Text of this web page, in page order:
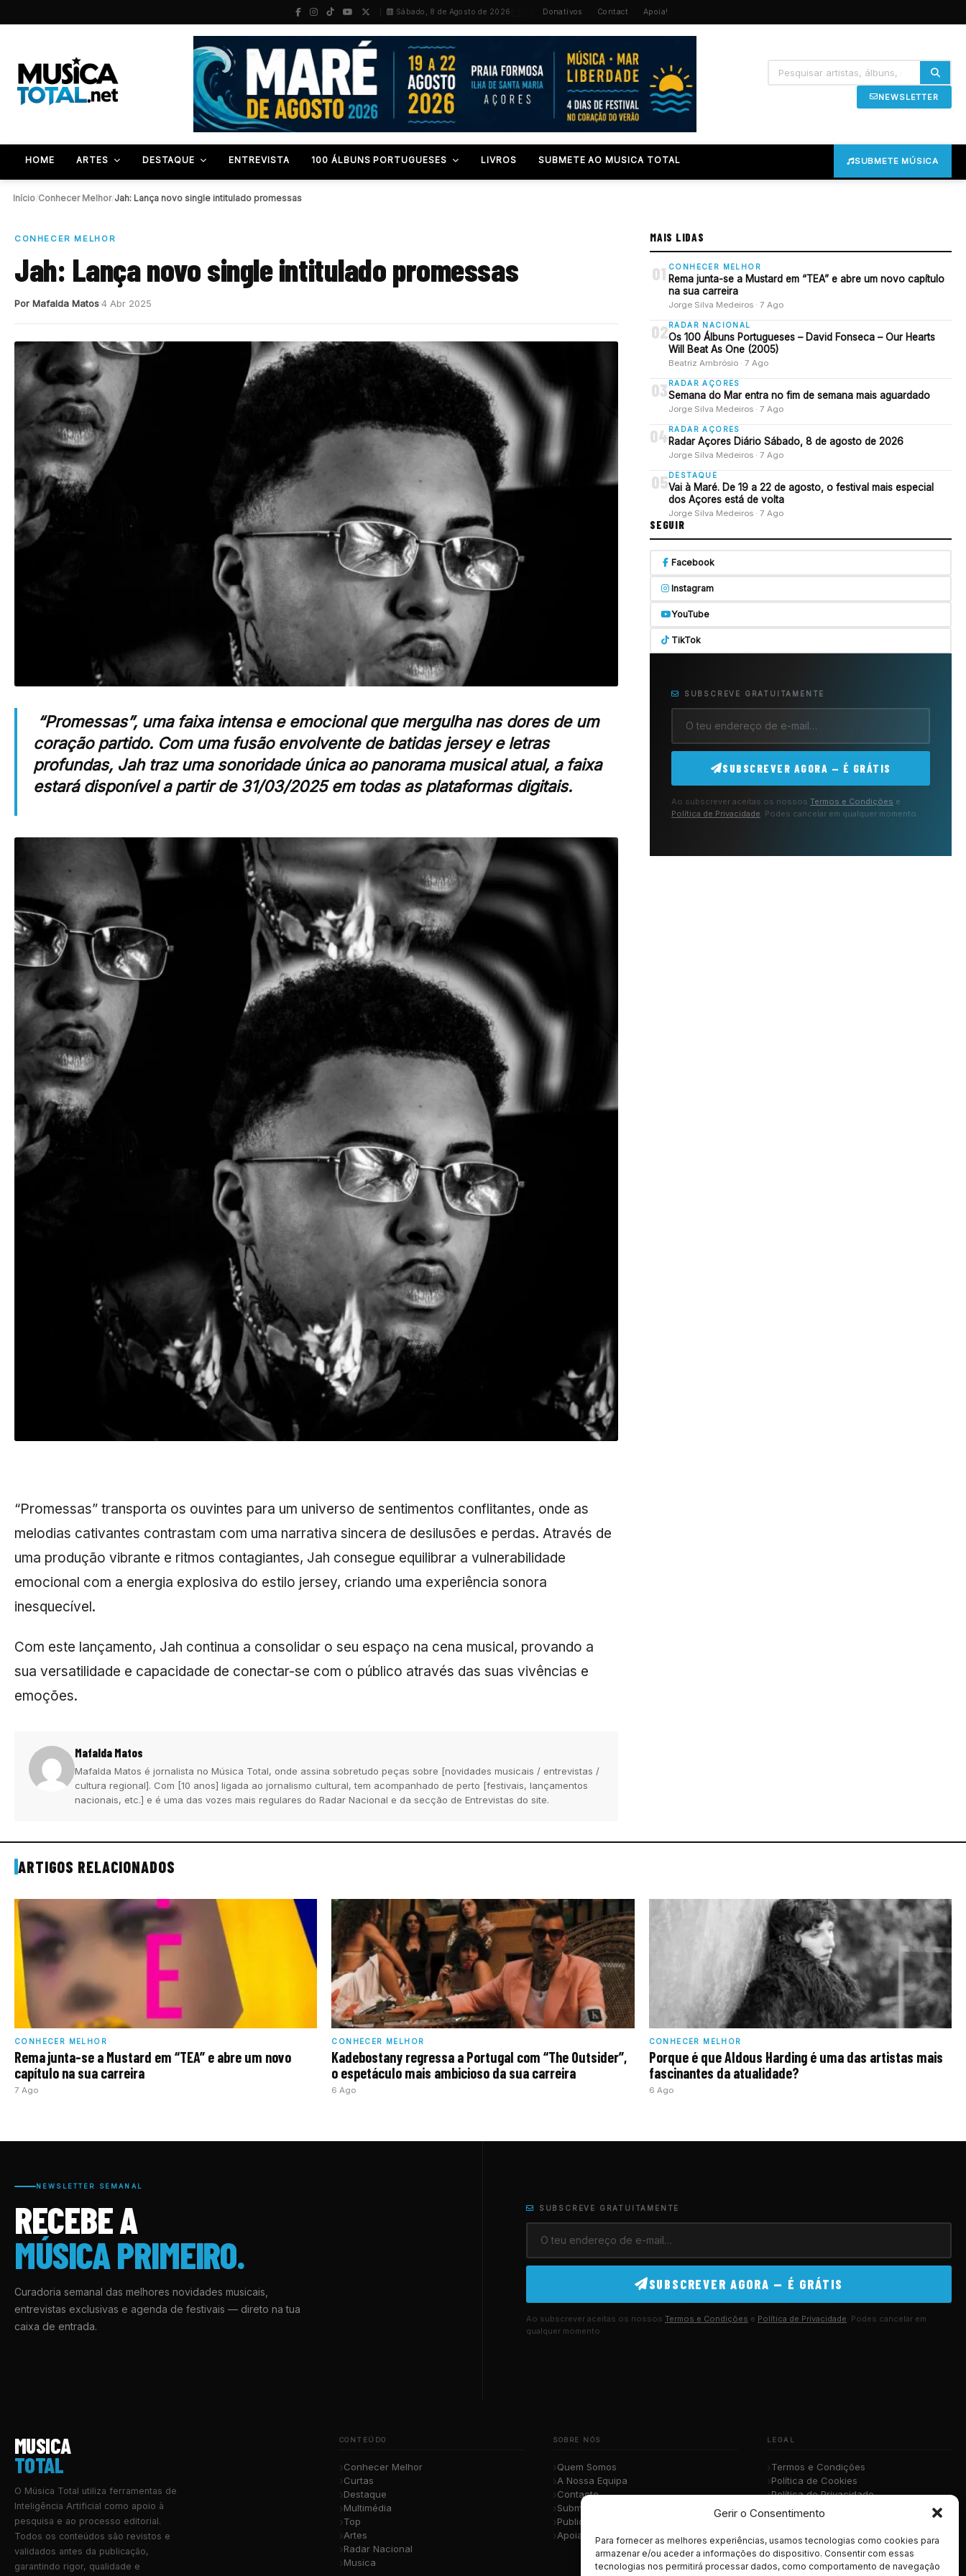
Gerir o Consentimento
Para fornecer as melhores experiências, usamos tecnologias como cookies para
armazenar e/ou aceder a informações do dispositivo. Consentir com essas
tecnologias nos permitirá processar dados, como comportamento de navegação
Sábado, 8 de Agosto de 2026 Donativos Contact Apoia!
NEWSLETTER
HOME ARTES DESTAQUE ENTREVISTA 100 ÁLBUNS PORTUGUESES LIVROS SUBMETE AO MUSICA TOTAL SUBMETE MÚSICA
Início Conhecer Melhor/ Jah: Lança novo single intitulado promessas
CONHECER MELHOR
Jah: Lança novo single intitulado promessas
Por Mafalda Matos4 Abr 2025
“Promessas”, uma faixa intensa e emocional que mergulha nas dores de um
coração partido. Com uma fusão envolvente de batidas jersey e letras
profundas, Jah traz uma sonoridade única ao panorama musical atual, a faixa
estará disponível a partir de 31/03/2025 em todas as plataformas digitais.
“Promessas” transporta os ouvintes para um universo de sentimentos conflitantes, onde as
melodias cativantes contrastam com uma narrativa sincera de desilusões e perdas. Através de
uma produção vibrante e ritmos contagiantes, Jah consegue equilibrar a vulnerabilidade
emocional com a energia explosiva do estilo jersey, criando uma experiência sonora
inesquecível.
Com este lançamento, Jah continua a consolidar o seu espaço na cena musical, provando a
sua versatilidade e capacidade de conectar-se com o público através das suas vivências e
emoções.
Mafalda Matos
Mafalda Matos é jornalista no Música Total, onde assina sobretudo peças sobre [novidades musicais / entrevistas /
cultura regional]. Com [10 anos] ligada ao jornalismo cultural, tem acompanhado de perto [festivais, lançamentos
nacionais, etc.] e é uma das vozes mais regulares do Radar Nacional e da secção de Entrevistas do site.
MAIS LIDAS
01 CONHECER MELHOR
Rema junta-se a Mustard em “TEA” e abre um novo capítulo
na sua carreira
Jorge Silva Medeiros · 7 Ago
02 RADAR NACIONAL
Os 100 Álbuns Portugueses – David Fonseca – Our Hearts
Will Beat As One (2005)
Beatriz Ambrósio · 7 Ago
03 RADAR AÇORES
Semana do Mar entra no fim de semana mais aguardado
Jorge Silva Medeiros · 7 Ago
04RADAR AÇORES
Radar Açores Diário Sábado, 8 de agosto de 2026
Jorge Silva Medeiros · 7 Ago
05 DESTAQUE
Vai à Maré. De 19 a 22 de agosto, o festival mais especial
dos Açores está de volta
Jorge Silva Medeiros · 7 Ago
SEGUIR
Facebook
Instagram
YouTube
TikTok
SUBSCREVE GRATUITAMENTE
SUBSCREVER AGORA — É GRÁTIS
Ao subscrever aceitas os nossos Termos e Condições e
Política de Privacidade . Podes cancelar em qualquer momento.
ARTIGOS RELACIONADOS
CONHECER MELHOR
Rema junta-se a Mustard em “TEA” e abre um novo
capítulo na sua carreira
7 Ago
CONHECER MELHOR
Kadebostany regressa a Portugal com “The Outsider”,
o espetáculo mais ambicioso da sua carreira
6 Ago
CONHECER MELHOR
Porque é que Aldous Harding é uma das artistas mais
fascinantes da atualidade?
6 Ago
NEWSLETTER SEMANAL
RECEBE A
MÚSICA PRIMEIRO.
Curadoria semanal das melhores novidades musicais,
entrevistas exclusivas e agenda de festivais — direto na tua
caixa de entrada.
SUBSCREVE GRATUITAMENTE
SUBSCREVER AGORA — É GRÁTIS
Ao subscrever aceitas os nossos Termos e Condições e Política de Privacidade . Podes cancelar em
qualquer momento.
MUSICA
TOTAL
O Música Total utiliza ferramentas de
Inteligência Artificial como apoio à
pesquisa e ao processo editorial.
Todos os conteúdos são revistos e
validados antes da publicação,
garantindo rigor, qualidade e
CONTEÚDO
Conhecer Melhor
Curtas
Destaque
Multimédia
Top
Artes
Radar Nacional
Musica
SOBRE NÓS
Quem Somos
A Nossa Equipa
Contacto
Submete a Tua Música
Publicidade
Apoiar o Projeto
LEGAL
Termos e Condições
Política de Cookies
Política de Privacidade
RGPD